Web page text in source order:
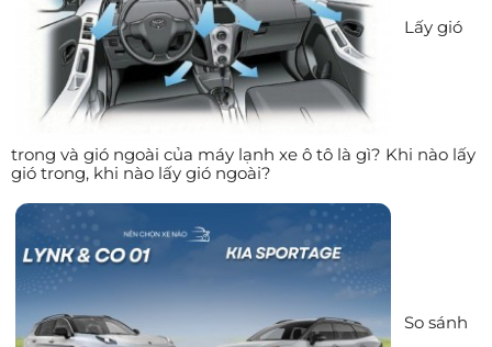
Lấy gió
trong và gió ngoài của máy lạnh xe ô tô là gì? Khi nào lấy
gió trong, khi nào lấy gió ngoài?
So sánh